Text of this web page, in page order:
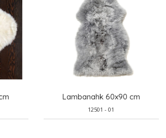
Lambanahk 60x90 cm
12501 - 01